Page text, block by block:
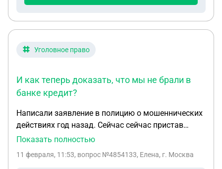
Уголовное право
И как теперь доказать, что мы не брали в
банке кредит?
Написали заявление в полицию о мошеннических
действиях год назад. Сейчас сейчас пристав
заблокировал счета. Оказалось, что мошенники
поводу заявления, который писали год назад.
Показать полностью
11 февраля, 11:53, вопрос №4854133, Елена, г. Москва